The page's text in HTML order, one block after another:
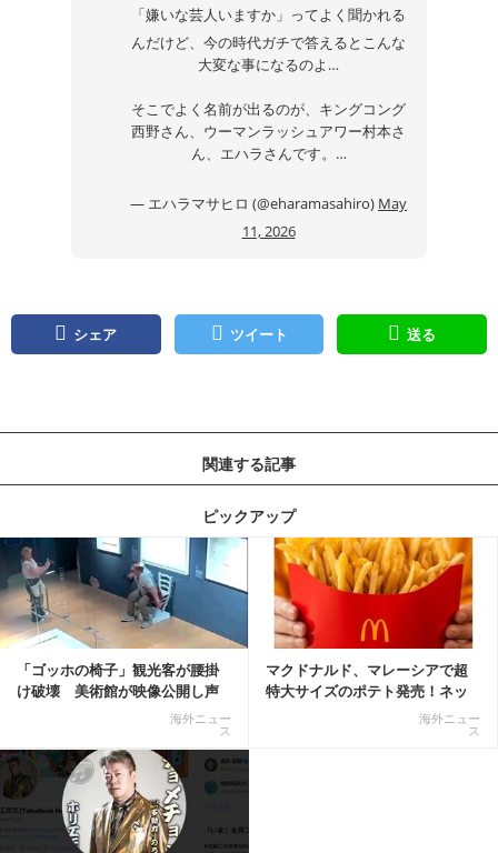
「嫌いな芸人いますか」ってよく聞かれる
んだけど、今の時代ガチで答えるとこんな
大変な事になるのよ…
そこでよく名前が出るのが、キングコング
西野さん、ウーマンラッシュアワー村本さ
ん、エハラさんです。…
— エハラマサヒロ (@eharamasahiro) May
11, 2026
シェア ツイート 送る
関連する記事
ピックアップ
「ゴッホの椅子」観光客が腰掛
け破壊 美術館が映像公開し声
海外ニュー
ス
マクドナルド、マレーシアで超
特大サイズのポテト発売！ネッ
海外ニュー
ス
記事を読む